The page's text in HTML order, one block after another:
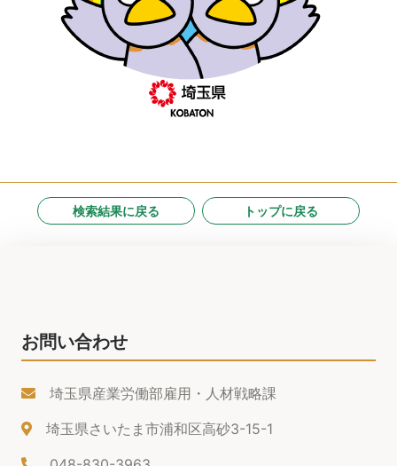
検索結果に戻る トップに戻る
お問い合わせ
埼玉県産業労働部雇用・人材戦略課
埼玉県さいたま市浦和区高砂3-15-1